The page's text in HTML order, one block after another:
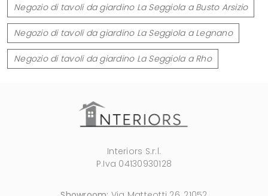
Negozio di tavoli da giardino La Seggiola a Busto Arsizio
Negozio di tavoli da giardino La Seggiola a Legnano
Negozio di tavoli da giardino La Seggiola a Rho
Interiors S.r.l.
P.Iva 04130930128